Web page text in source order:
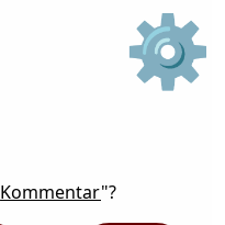
⚙
Kommentar"?